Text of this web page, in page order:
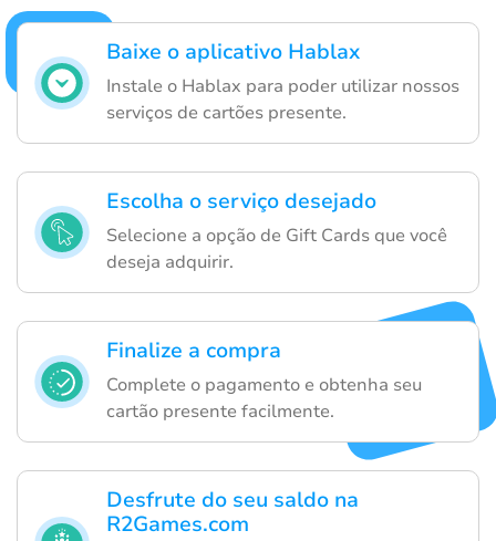
Baixe o aplicativo Hablax
Instale o Hablax para poder utilizar nossos
serviços de cartões presente.
Escolha o serviço desejado
Selecione a opção de Gift Cards que você
deseja adquirir.
Finalize a compra
Complete o pagamento e obtenha seu
cartão presente facilmente.
Desfrute do seu saldo na
R2Games.com